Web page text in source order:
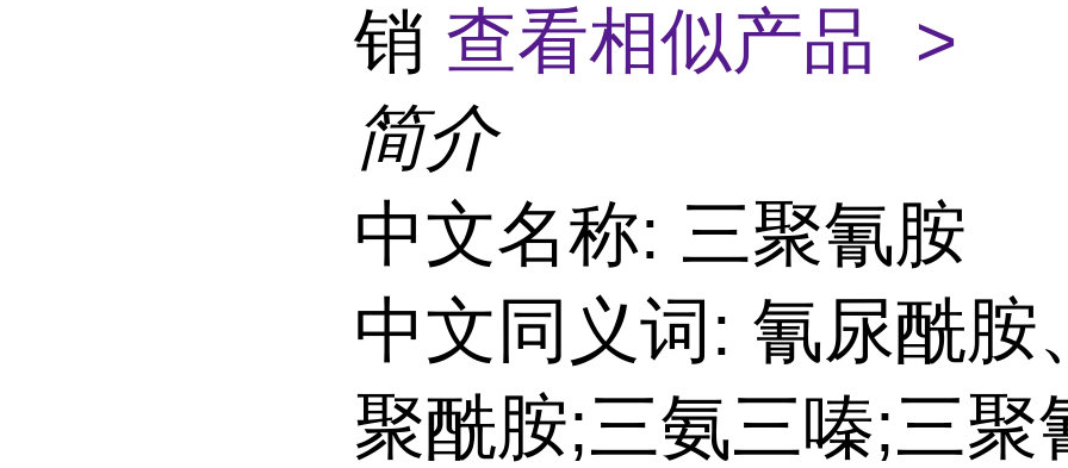
销 查看相似产品 >
简介
中文名称: 三聚氰胺
中文同义词: 氰尿酰胺
聚酰胺;三氨三嗪;三聚